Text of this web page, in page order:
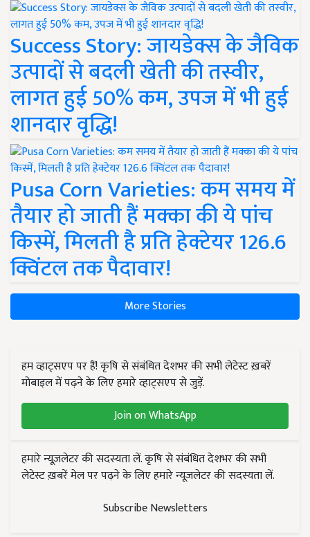
Success Story: जायडेक्स के जैविक
उत्पादों से बदली खेती की तस्वीर,
लागत हुई 50% कम, उपज में भी हुई
शानदार वृद्धि!
Pusa Corn Varieties: कम समय में
तैयार हो जाती हैं मक्का की ये पांच
किस्में, मिलती है प्रति हेक्टेयर 126.6
क्विंटल तक पैदावार!
More Stories
हम व्हाट्सएप पर हैं! कृषि से संबंधित देशभर की सभी लेटेस्ट ख़बरें
मोबाइल में पढ़ने के लिए हमारे व्हाट्सएप से जुड़ें.
Join on WhatsApp
हमारे न्यूज़लेटर की सदस्यता लें. कृषि से संबंधित देशभर की सभी
लेटेस्ट ख़बरें मेल पर पढ़ने के लिए हमारे न्यूज़लेटर की सदस्यता लें.
Subscribe Newsletters